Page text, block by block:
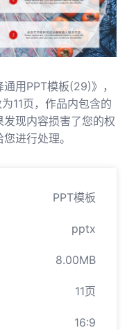
用PPT模板(29)》，
11页，作品内包含的
现内容损害了您的权
进行处理。
PPT模板
pptx
8.00MB
11页
16:9